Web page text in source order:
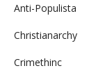
Anti-Populista
Christianarchy
Crimethinc